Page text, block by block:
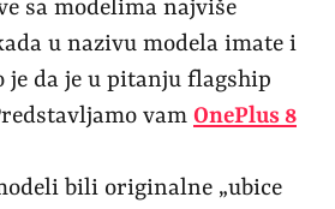
sa modelima najviše
u nazivu modela imate i
je da je u pitanju flagship
vam OnePlus 8
bili originalne „ubice